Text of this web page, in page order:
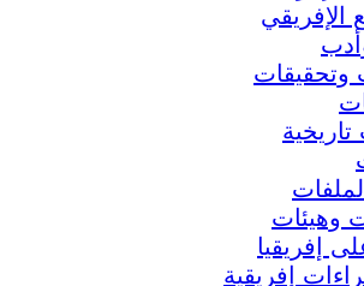
الإفريقي
وتحقيقات
وهيئات
إفريقيا
إفريقية